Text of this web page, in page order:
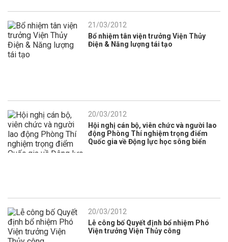
21/03/2012
Bổ nhiệm tân viện trưởng Viện Thủy
Điện & Năng lượng tái tạo
20/03/2012
Hội nghị cán bộ, viên chức và người lao
động Phòng Thí nghiệm trọng điểm
Quốc gia về Động lực học sông biển
20/03/2012
Lễ công bố Quyết định bổ nhiệm Phó
Viện trưởng Viện Thủy công